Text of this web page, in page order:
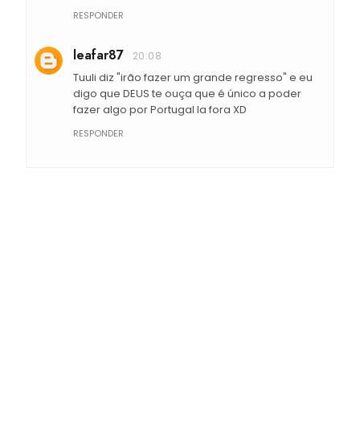
RESPONDER
leafar87 20:08
Tuuli diz "irão fazer um grande regresso" e eu
digo que DEUS te ouça que é único a poder
fazer algo por Portugal la fora XD
RESPONDER